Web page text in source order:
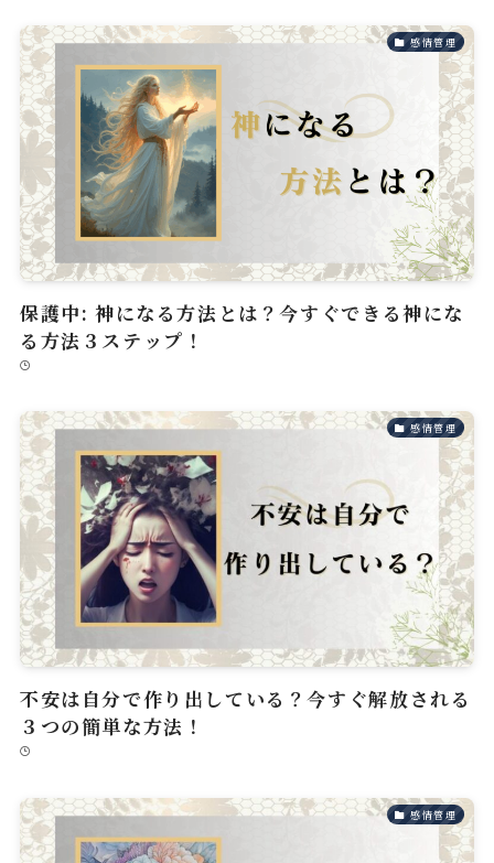
感情管理
保護中: 神になる方法とは？今すぐできる神にな
る方法３ステップ！
感情管理
不安は自分で作り出している？今すぐ解放される
３つの簡単な方法！
感情管理